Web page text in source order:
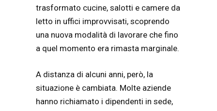
trasformato cucine, salotti e camere da
letto in uffici improvvisati, scoprendo
una nuova modalità di lavorare che fino
a quel momento era rimasta marginale.
A distanza di alcuni anni, però, la
situazione è cambiata. Molte aziende
hanno richiamato i dipendenti in sede,